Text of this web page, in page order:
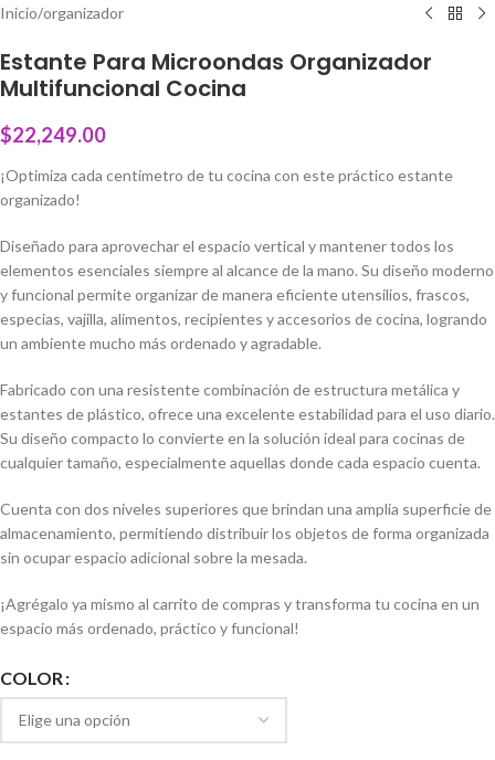
Inicio/organizador
Estante Para Microondas Organizador
Multifuncional Cocina
$22,249.00
¡Optimiza cada centímetro de tu cocina con este práctico estante
organizado!
Diseñado para aprovechar el espacio vertical y mantener todos los
elementos esenciales siempre al alcance de la mano. Su diseño moderno
y funcional permite organizar de manera eficiente utensilios, frascos,
especias, vajilla, alimentos, recipientes y accesorios de cocina, logrando
un ambiente mucho más ordenado y agradable.
Fabricado con una resistente combinación de estructura metálica y
estantes de plástico, ofrece una excelente estabilidad para el uso diario.
Su diseño compacto lo convierte en la solución ideal para cocinas de
cualquier tamaño, especialmente aquellas donde cada espacio cuenta.
Cuenta con dos niveles superiores que brindan una amplia superficie de
almacenamiento, permitiendo distribuir los objetos de forma organizada
sin ocupar espacio adicional sobre la mesada.
¡Agrégalo ya mismo al carrito de compras y transforma tu cocina en un
espacio más ordenado, práctico y funcional!
COLOR